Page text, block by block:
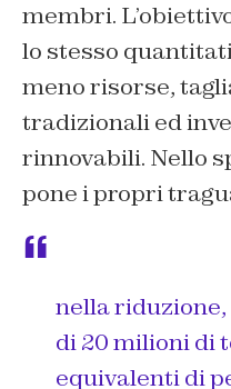
membri.
lo stesso
meno risorse,
tradizionali ed
rinnovabili. Nello
pone i propri
nella riduzione,
di 20 milioni di
equivalenti di